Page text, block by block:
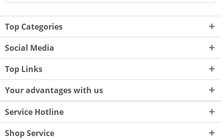
Top Categories
Social Media
Top Links
Your advantages with us
Service Hotline
Shop Service